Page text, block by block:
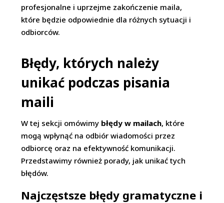
profesjonalne i uprzejme zakończenie maila,
które będzie odpowiednie dla różnych sytuacji i
odbiorców.
Błędy, których należy
unikać podczas pisania
maili
W tej sekcji omówimy błędy w mailach, które
mogą wpłynąć na odbiór wiadomości przez
odbiorcę oraz na efektywność komunikacji.
Przedstawimy również porady, jak unikać tych
błędów.
Najczęstsze błędy gramatyczne i